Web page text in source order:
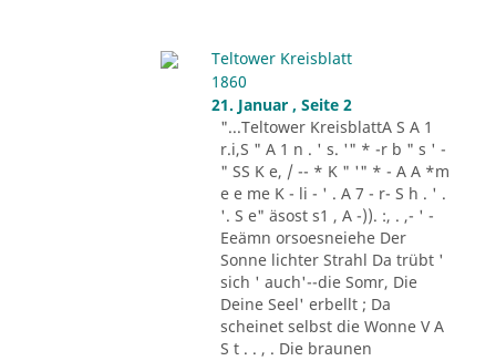
Teltower Kreisblatt
1860
21. Januar , Seite 2
"...Teltower KreisblattA S A 1
r.i,S " A 1 n . ' s. '" * -r b " s ' -
" SS K e, / -- * K " '" * - A A *m
e e me K - li - ' . A 7 - r- S h . ' .
'. S e" äsost s1 , A -)). :, . ,- ' -
Eeämn orsoesneiehe Der
Sonne lichter Strahl Da trübt '
sich ' auch'--die Somr, Die
Deine Seel' erbellt ; Da
scheinet selbst die Wonne V A
S t . . , . Die braunen